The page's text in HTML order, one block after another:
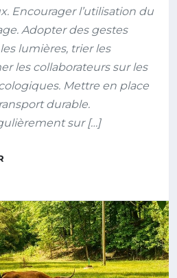
Encourager l’utilisation du
Adopter des gestes
lumières, trier les
les collaborateurs sur les
Mettre en place
durable.
sur […]